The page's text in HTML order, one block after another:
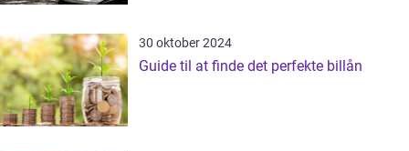
30 oktober 2024
Guide til at finde det perfekte billån